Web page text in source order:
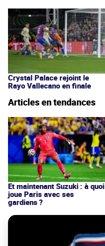
Crystal Palace rejoint le
Rayo Vallecano en finale
Articles en tendances
Et maintenant Suzuki : à quoi
joue Paris avec ses
gardiens ?